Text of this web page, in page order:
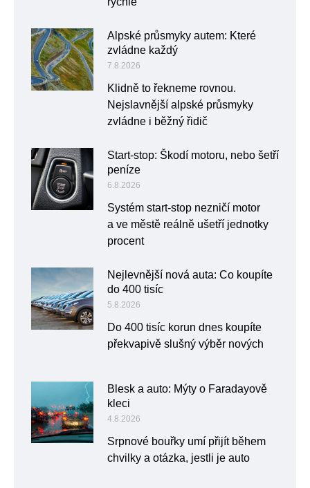
Alpské průsmyky autem: Které
zvládne každý
7.8.2026
Klidně to řekneme rovnou.
Nejslavnější alpské průsmyky
zvládne i běžný řidič
Start-stop: Škodí motoru, nebo šetří
peníze
6.8.2026
Systém start-stop nezničí motor
a ve městě reálně ušetří jednotky
procent
Nejlevnější nová auta: Co koupíte
do 400 tisíc
5.8.2026
Do 400 tisíc korun dnes koupíte
překvapivě slušný výběr nových
Blesk a auto: Mýty o Faradayově
kleci
4.8.2026
Srpnové bouřky umí přijít během
chvilky a otázka, jestli je auto